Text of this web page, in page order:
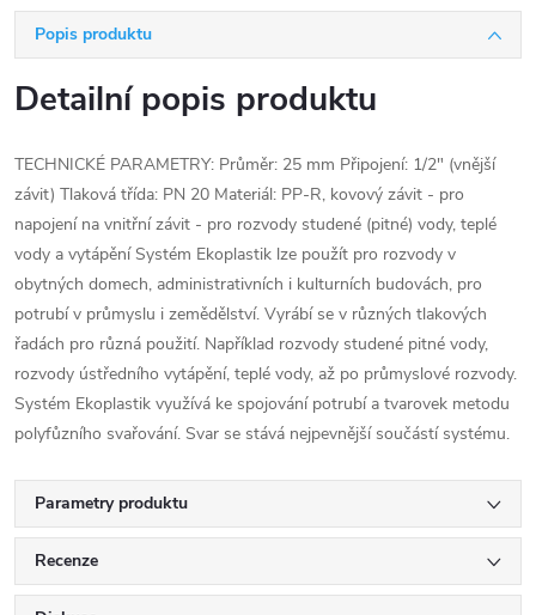
Popis produktu
Detailní popis produktu
TECHNICKÉ PARAMETRY: Průměr: 25 mm Připojení: 1/2" (vnější
závit) Tlaková třída: PN 20 Materiál: PP-R, kovový závit - pro
napojení na vnitřní závit - pro rozvody studené (pitné) vody, teplé
vody a vytápění Systém Ekoplastik lze použít pro rozvody v
obytných domech, administrativních i kulturních budovách, pro
potrubí v průmyslu i zemědělství. Vyrábí se v různých tlakových
řadách pro různá použití. Například rozvody studené pitné vody,
rozvody ústředního vytápění, teplé vody, až po průmyslové rozvody.
Systém Ekoplastik využívá ke spojování potrubí a tvarovek metodu
polyfůzního svařování. Svar se stává nejpevnější součástí systému.
Parametry produktu
Recenze